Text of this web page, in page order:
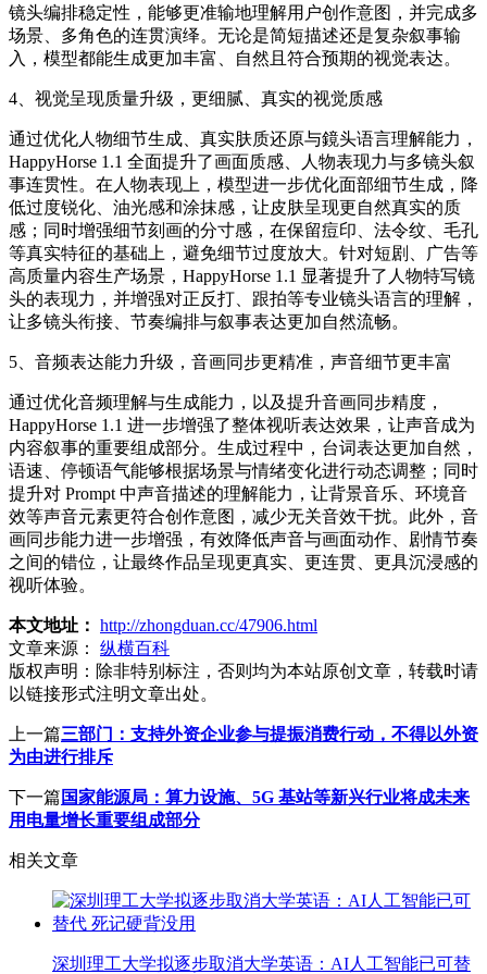
镜头编排稳定性，能够更准输地理解用户创作意图，并完成多
场景、多角色的连贯演绎。无论是简短描述还是复杂叙事输
入，模型都能生成更加丰富、自然且符合预期的视觉表达。
4、视觉呈现质量升级，更细腻、真实的视觉质感
通过优化人物细节生成、真实肤质还原与鏡头语言理解能力，
HappyHorse 1.1 全面提升了画面质感、人物表现力与多镜头叙
事连贯性。在人物表现上，模型进一步优化面部细节生成，降
低过度锐化、油光感和涂抹感，让皮肤呈现更自然真实的质
感；同时增强细节刻画的分寸感，在保留痘印、法令纹、毛孔
等真实特征的基础上，避免细节过度放大。针对短剧、广告等
高质量内容生产场景，HappyHorse 1.1 显著提升了人物特写镜
头的表现力，并增强对正反打、跟拍等专业镜头语言的理解，
让多镜头衔接、节奏编排与叙事表达更加自然流畅。
5、音频表达能力升级，音画同步更精准，声音细节更丰富
通过优化音频理解与生成能力，以及提升音画同步精度，
HappyHorse 1.1 进一步增强了整体视听表达效果，让声音成为
内容叙事的重要组成部分。生成过程中，台词表达更加自然，
语速、停顿语气能够根据场景与情绪变化进行动态调整；同时
提升对 Prompt 中声音描述的理解能力，让背景音乐、环境音
效等声音元素更符合创作意图，减少无关音效干扰。此外，音
画同步能力进一步增强，有效降低声音与画面动作、剧情节奏
之间的错位，让最终作品呈现更真实、更连贯、更具沉浸感的
视听体验。
本文地址： http://zhongduan.cc/47906.html
文章来源：
纵横百科
版权声明： 除非特别标注，否则均为本站原创文章，转载时请
以链接形式注明文章出处。
上一篇三部门：支持外资企业参与提振消费行动，不得以外资
为由进行排斥
下一篇 国家能源局：算力设施、5G 基站等新兴行业将成未来
用电量增长重要组成部分
相关文章
深圳理工大学拟逐步取消大学英语：AI人工智能已可替